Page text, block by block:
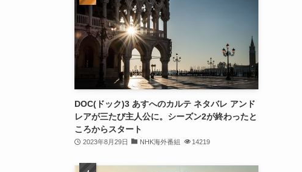
DOC(ドック)3 あすへのカルテ ネタバレ アンド
レアが三たび主人公に。シーズン2が終わったと
ころからスタート
2023年8月29日 NHK海外番組 14219